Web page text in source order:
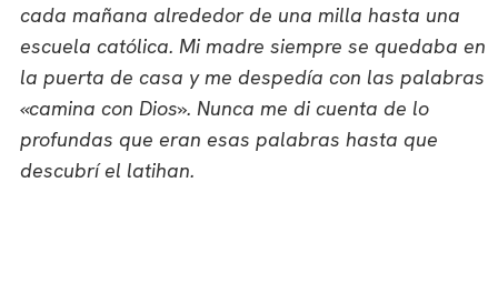
cada mañana alrededor de una milla hasta una
escuela católica. Mi madre siempre se quedaba en
la puerta de casa y me despedía con las palabras
«camina con Dios». Nunca me di cuenta de lo
profundas que eran esas palabras hasta que
descubrí el latihan.